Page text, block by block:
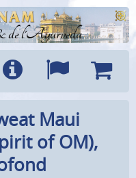
de l'Ayurveda
Langues
Maui
of OM),